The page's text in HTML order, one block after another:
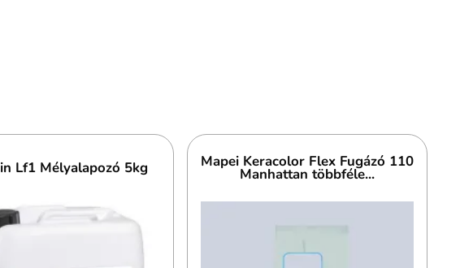
Lf1 Mélyalapozó 5kg Mapei Keracolor Flex Fugázó 110
Manhattan többféle...